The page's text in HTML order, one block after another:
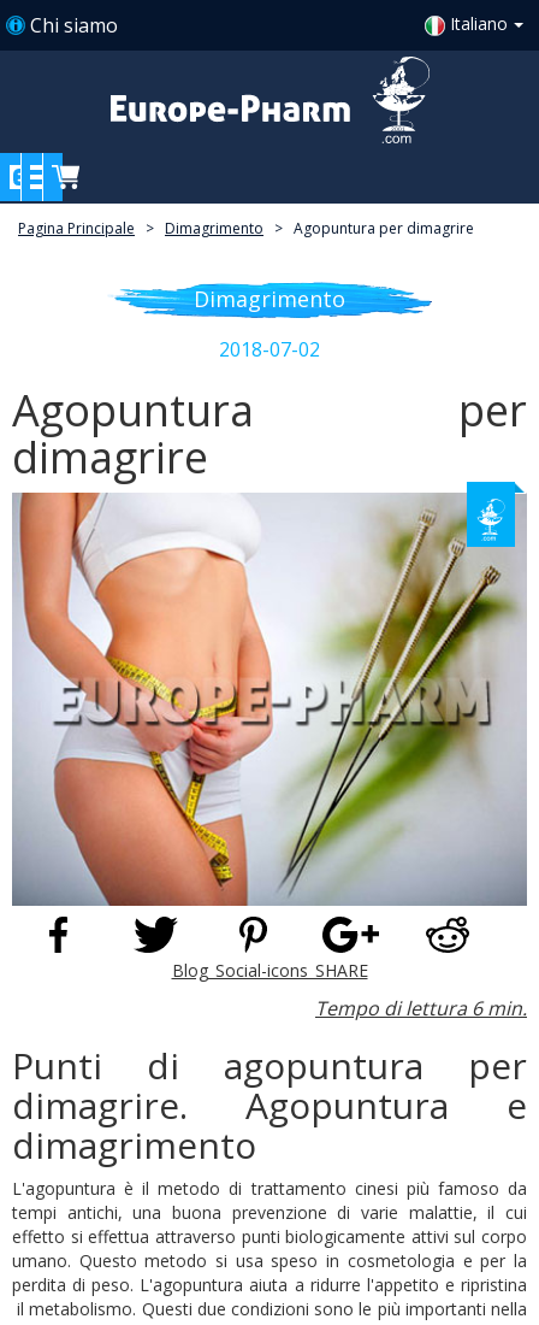
Chi siamo Italiano
Pagina Principale > Dimagrimento > Agopuntura per dimagrire
Dimagrimento
2018-07-02
Agopuntura per
dimagrire
Blog_Social-icons_SHARE
Tempo di lettura 6 min.
Punti di agopuntura per
dimagrire. Agopuntura e
dimagrimento
L'agopuntura è il metodo di trattamento cinesi più famoso da
tempi antichi, una buona prevenzione di varie malattie, il cui
effetto si effettua attraverso punti biologicamente attivi sul corpo
umano. Questo metodo si usa speso in cosmetologia e per la
perdita di peso. L'agopuntura aiuta a ridurre l'appetito e ripristina
il metabolismo. Questi due condizioni sono le più importanti nella